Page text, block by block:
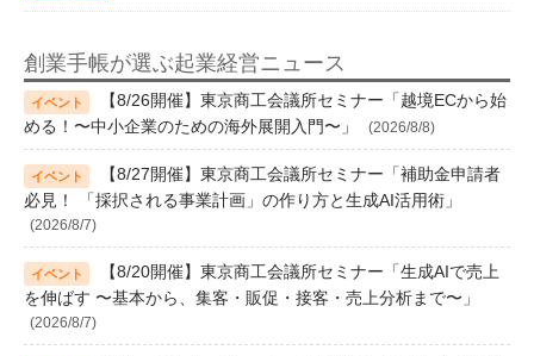
創業手帳が選ぶ起業経営ニュース
【8/26開催】東京商工会議所セミナー「越境ECから始
める！〜中小企業のための海外展開入門〜」
(2026/8/8)
【8/27開催】東京商工会議所セミナー「補助金申請者
必見！ 「採択される事業計画」の作り方と生成AI活用術」
(2026/8/7)
【8/20開催】東京商工会議所セミナー「生成AIで売上
を伸ばす 〜基本から、集客・販促・接客・売上分析まで〜」
(2026/8/7)